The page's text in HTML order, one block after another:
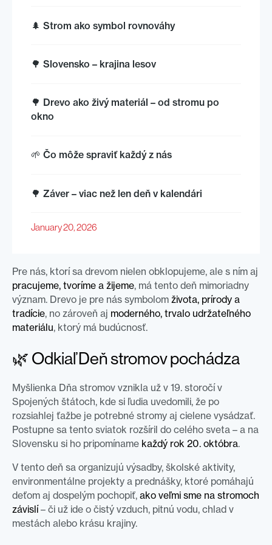
🌲 Strom ako symbol rovnováhy
🌳 Slovensko – krajina lesov
🌳 Drevo ako živý materiál – od stromu po
okno
🌱 Čo môže spraviť každý z nás
🌳 Záver – viac než len deň v kalendári
January 20, 2026
Pre nás, ktorí sa drevom nielen obklopujeme, ale s ním aj
pracujeme, tvoríme a žijeme, má tento deň mimoriadny
význam. Drevo je pre nás symbolom života, prírody a
tradície, no zároveň aj moderného, trvalo udržateľného
materiálu, ktorý má budúcnosť.
🌿 Odkiaľ Deň stromov pochádza
Myšlienka Dňa stromov vznikla už v 19. storočí v
Spojených štátoch, kde si ľudia uvedomili, že po
rozsiahlej ťažbe je potrebné stromy aj cielene vysádzať.
Postupne sa tento sviatok rozšíril do celého sveta – a na
Slovensku si ho pripomíname každý rok 20. októbra.
V tento deň sa organizujú výsadby, školské aktivity,
environmentálne projekty a prednášky, ktoré pomáhajú
deťom aj dospelým pochopiť, ako veľmi sme na stromoch
závislí– či už ide o čistý vzduch, pitnú vodu, chlad v
mestách alebo krásu krajiny.